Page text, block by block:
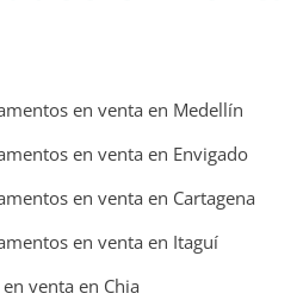
en venta en Medellín
en venta en Envigado
en venta en Cartagena
en venta en Itaguí
en venta en Chia